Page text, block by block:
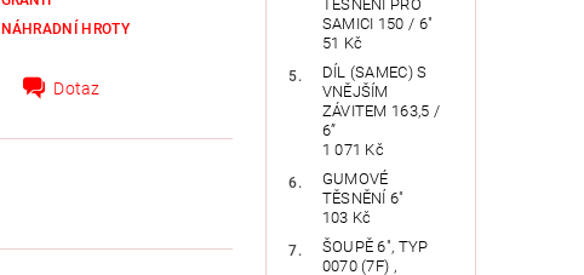
NÁHRADNÍ HROTY
Dotaz
TĚSNĚNÍ PRO
SAMICI 150 / 6"
51 Kč
DÍL (SAMEC) S
VNĚJŠÍM
ZÁVITEM 163,5 /
6”
1 071 Kč
GUMOVÉ
TĚSNĚNÍ 6"
103 Kč
ŠOUPĚ 6", TYP
0070 (7F) ,